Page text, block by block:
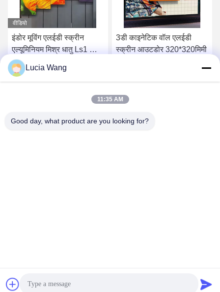
3डी काइनेटिक वॉल एलईडी
स्क्रीन आउटडोर 320*320मिमी
सबसे अच्छी कीमत पाएं
इनडोर सिंगल मूविंग एलईडी
स्क्रीन Y 3840Hz 1920Hz
सबसे अच्छी कीमत पाएं
चीन अच्छी गुणवत्ता चलती हुई एलईडी स्क्रीन आपूर्तिकर्ता. कॉपीराइट © 2023-
2026 movingledscreen.com सभी अधिकार सुरक्षित हैं।
Lucia Wang
11:35 AM
Good day, what product are you looking for?